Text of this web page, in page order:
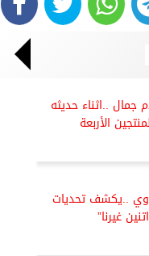
جمال ..اثناء حديثه
الأربعة
..يكشف تحديات
غيرنا”